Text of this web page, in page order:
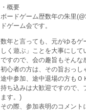
・概要
ボードゲーム歴数年の朱里
ドゲーム会です。
数年と言っても、元がゆるゲ
しく遊ぶ」ことを大事にして
ですので、会の趣旨もそんな
初心者の方は、その旨おっし
途中参加、途中退場の方もＯ
持ち込みは大歓迎ですので
ます。)
その際、参加表明のコメント